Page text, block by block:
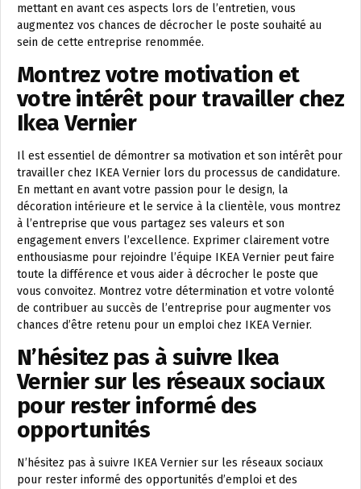
mettant en avant ces aspects lors de l’entretien, vous
augmentez vos chances de décrocher le poste souhaité au
sein de cette entreprise renommée.
Montrez votre motivation et
votre intérêt pour travailler chez
Ikea Vernier
Il est essentiel de démontrer sa motivation et son intérêt pour
travailler chez IKEA Vernier lors du processus de candidature.
En mettant en avant votre passion pour le design, la
décoration intérieure et le service à la clientèle, vous montrez
à l’entreprise que vous partagez ses valeurs et son
engagement envers l’excellence. Exprimer clairement votre
enthousiasme pour rejoindre l’équipe IKEA Vernier peut faire
toute la différence et vous aider à décrocher le poste que
vous convoitez. Montrez votre détermination et votre volonté
de contribuer au succès de l’entreprise pour augmenter vos
chances d’être retenu pour un emploi chez IKEA Vernier.
N’hésitez pas à suivre Ikea
Vernier sur les réseaux sociaux
pour rester informé des
opportunités
N’hésitez pas à suivre IKEA Vernier sur les réseaux sociaux
pour rester informé des opportunités d’emploi et des